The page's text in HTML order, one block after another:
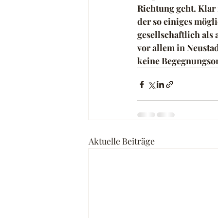
Richtung geht. Klar
der so einiges
gesellschaftlich als
vor allem in
keine
Aktuelle Beiträge